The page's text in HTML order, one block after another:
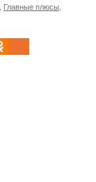
Главные плюсы